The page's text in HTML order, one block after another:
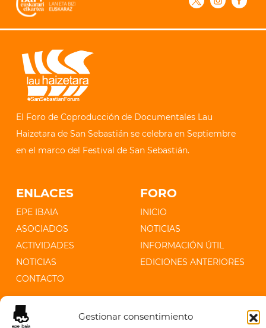
Gestionar consentimiento
El Foro de Coproducción de Documentales Lau
Haizetara de San Sebastián se celebra en Septiembre
en el marco del Festival de San Sebastián.
ENLACES
EPE IBAIA
ASOCIADOS
ACTIVIDADES
NOTICIAS
CONTACTO
FORO
INICIO
NOTICIAS
INFORMACIÓN ÚTIL
EDICIONES ANTERIORES
CONTACTO